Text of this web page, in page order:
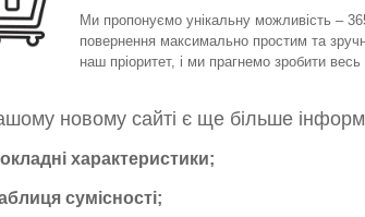
Ми пропонуємо унікальну можливість –
повернення максимально простим та
наш пріоритет, і ми прагнемо зробити
новому сайті є ще більше
характеристики;
сумісності;